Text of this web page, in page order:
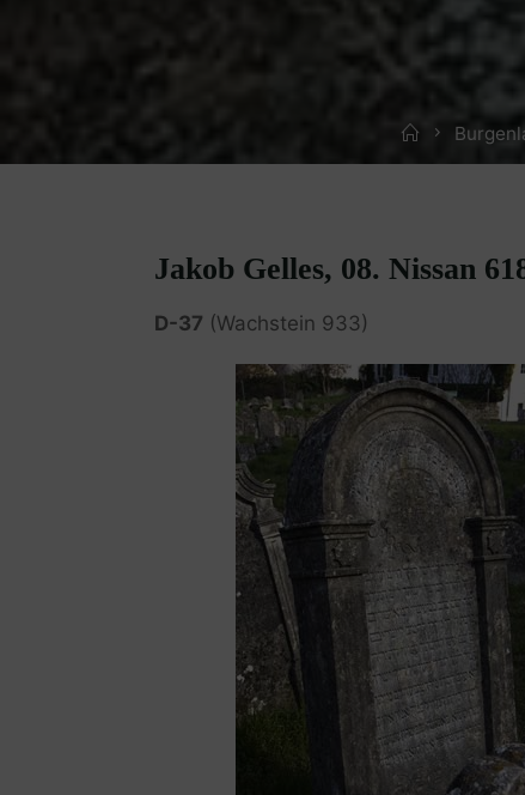
Home
Jakob Gelles, 08. Nissan
D-37 (Wachstein 933)